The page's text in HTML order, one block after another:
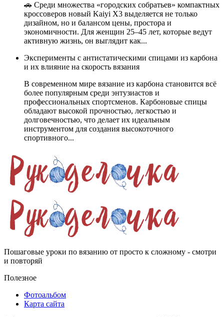
🚗 Среди множества «городских собратьев» компактных
кроссоверов новый Kaiyi X3 выделяется не только
дизайном, но и балансом цены, простора и
экономичности. Для женщин 25–45 лет, которые ведут
активную жизнь, он выглядит как...
Эксперименты с антистатическими спицами из карбона
и их влияние на скорость вязания
В современном мире вязание из карбона становится всё
более популярным среди энтузиастов и
профессиональных спортсменов. Карбоновые спицы
обладают высокой прочностью, легкостью и
долговечностью, что делает их идеальным
инструментом для создания высокоточного
спортивного...
Пошаговые уроки по вязанию от просто к сложному - смотри
и повторяй
Полезное
Фотоальбом
Карта сайта